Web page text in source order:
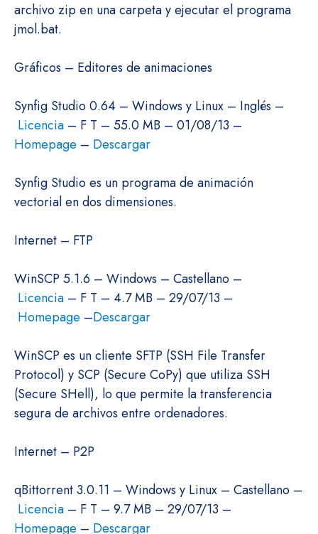
archivo zip en una carpeta y ejecutar el programa
jmol.bat.
Gráficos – Editores de animaciones
Synfig Studio 0.64 – Windows y Linux – Inglés –
Licencia – F T – 55.0 MB – 01/08/13 –
Homepage – Descargar
Synfig Studio es un programa de animación
vectorial en dos dimensiones.
Internet – FTP
WinSCP 5.1.6 – Windows – Castellano –
Licencia – F T – 4.7 MB – 29/07/13 –
Homepage –Descargar
WinSCP es un cliente SFTP (SSH File Transfer
Protocol) y SCP (Secure CoPy) que utiliza SSH
(Secure SHell), lo que permite la transferencia
segura de archivos entre ordenadores.
Internet – P2P
qBittorrent 3.0.11 – Windows y Linux – Castellano –
Licencia – F T – 9.7 MB – 29/07/13 –
Homepage – Descargar